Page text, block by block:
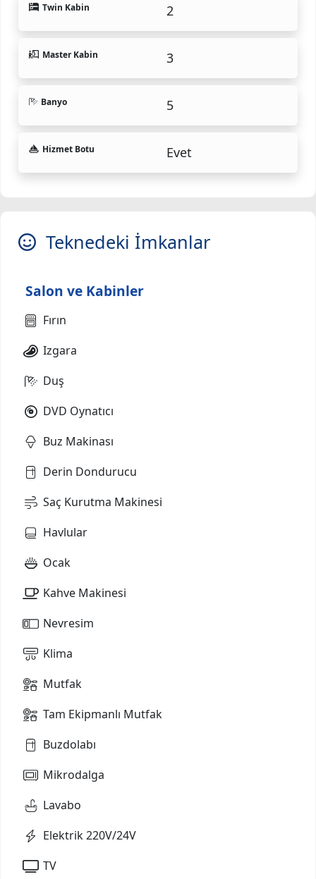
Twin Kabin 2
Master Kabin 3
Banyo 5
Hizmet Botu Evet
Teknedeki İmkanlar
Salon ve Kabinler
Fırın
Izgara
Duş
DVD Oynatıcı
Buz Makinası
Derin Dondurucu
Saç Kurutma Makinesi
Havlular
Ocak
Kahve Makinesi
Nevresim
Klima
Mutfak
Tam Ekipmanlı Mutfak
Buzdolabı
Mikrodalga
Lavabo
Elektrik 220V/24V
TV